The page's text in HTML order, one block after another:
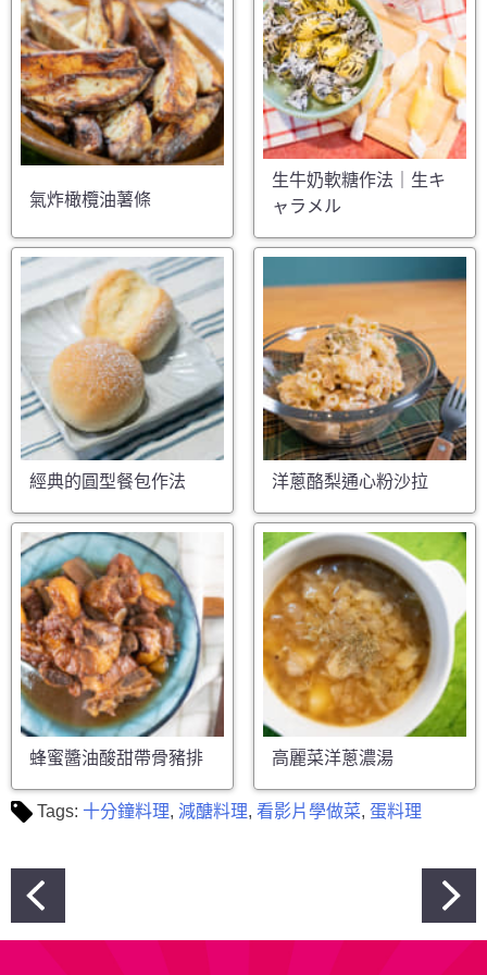
氣炸橄欖油薯條
生牛奶軟糖作法｜生キ
ャラメル
經典的圓型餐包作法 洋蔥酪梨通心粉沙拉
蜂蜜醬油酸甜帶骨豬排 高麗菜洋蔥濃湯
Tags: 十分鐘料理, 減醣料理, 看影片學做菜, 蛋料理
文
章